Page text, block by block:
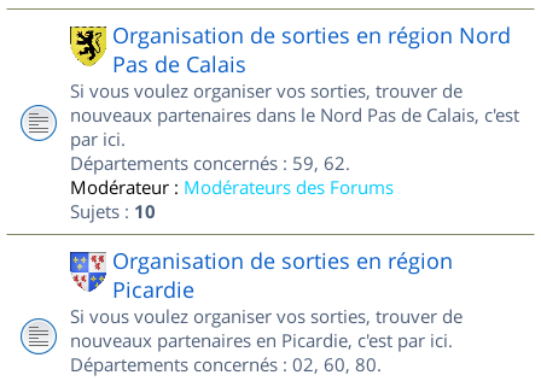
Organisation de sorties en région Nord
Pas de Calais
Si vous voulez organiser vos sorties, trouver de
nouveaux partenaires dans le Nord Pas de Calais, c'est
par ici.
Départements concernés : 59, 62.
Modérateur : Modérateurs des Forums
Sujets : 10
Organisation de sorties en région
Picardie
Si vous voulez organiser vos sorties, trouver de
nouveaux partenaires en Picardie, c'est par ici.
Départements concernés : 02, 60, 80.